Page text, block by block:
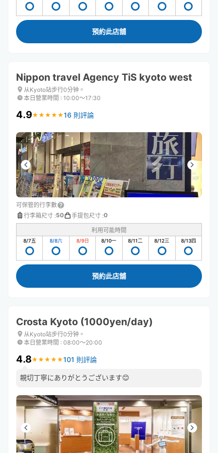
預約此店舖
Nippon travel Agency TiS kyoto west
从Kyoto站步行0分钟。
本日營業時間 : 10:00〜17:30
4.9★ ★ ★ ★ ★
★ ★ ★ ★ ★16 則評論
可保管的行李數
行李箱尺寸 :50 手提包尺寸 :0
利用可能時間
8/7五 8/8六 8/9日 8/10一 8/11二 8/12三 8/13四
預約此店舖
Crosta Kyoto (1000yen/day)
从Kyoto站步行0分钟。
本日營業時間 : 08:00〜20:00
4.8★ ★ ★ ★ ★
★ ★ ★ ★ ★101 則評論
親切丁寧にありがとうございます😊